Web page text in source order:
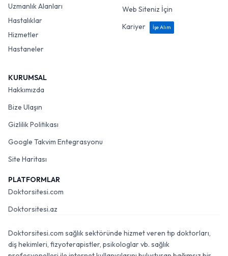
Uzmanlık Alanları
Hastalıklar
Hizmetler
Hastaneler
Web Siteniz İçin
Kariyer
İşe Alım
KURUMSAL
Hakkımızda
Bize Ulaşın
Gizlilik Politikası
Google Takvim Entegrasyonu
Site Haritası
PLATFORMLAR
Doktorsitesi.com
Doktorsitesi.az
Doktorsitesi.com sağlık sektöründe hizmet veren tıp doktorları,
diş hekimleri, fizyoterapistler, psikologlar vb. sağlık